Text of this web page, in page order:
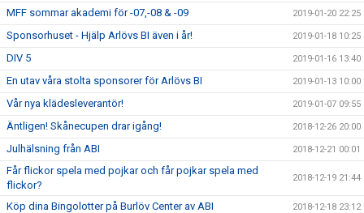
MFF sommar akademi för -07,-08 & -09 2019-01-20 22:25
Sponsorhuset - Hjälp Arlövs BI även i år! 2019-01-18 10:25
DIV 5 2019-01-16 13:40
En utav våra stolta sponsorer för Arlövs BI 2019-01-13 10:00
Vår nya klädesleverantör! 2019-01-07 09:55
Äntligen! Skånecupen drar igång! 2018-12-26 20:00
Julhälsning från ABI 2018-12-21 00:01
Får flickor spela med pojkar och får pojkar spela med
flickor?
2018-12-19 21:44
Köp dina Bingolotter på Burlöv Center av ABI 2018-12-18 23:12